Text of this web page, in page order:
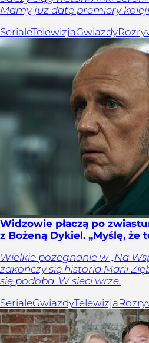
Mamy już datę premiery
SerialeTelewizjaGwiazdy
Widzowie płaczą po
z Bożeną Dykiel. „Myślę, że
Wielkie pożegnanie w „Na
zakończy się historia Marii
się podoba. W sieci wrze.
SerialeGwiazdyTelewizja